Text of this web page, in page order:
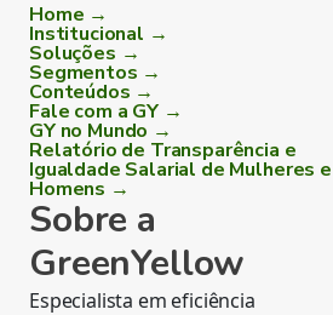
Home →
Institucional →
Soluções →
Segmentos →
Conteúdos →
Fale com a GY →
GY no Mundo →
Relatório de Transparência e
Igualdade Salarial de Mulheres e
Homens →
Sobre a
GreenYellow
Especialista em eficiência